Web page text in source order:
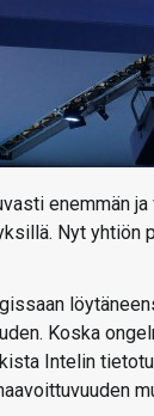
enemmän
Nyt
Koska
Intelin